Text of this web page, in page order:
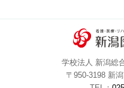
学校法人 新潟総
〒950-3198 新